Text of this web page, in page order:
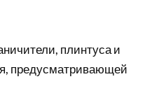
плинтуса и
предусматривающей